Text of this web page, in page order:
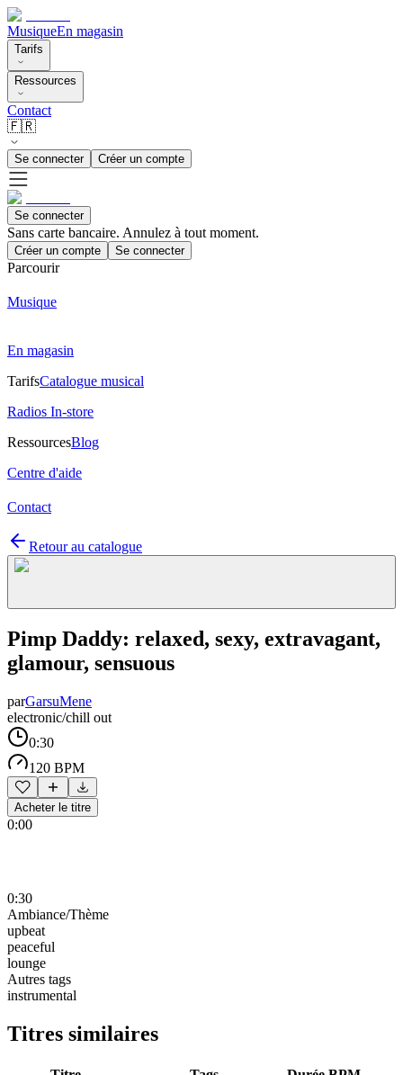
MusiqueEn magasin
Tarifs
Ressources
Contact
🇫🇷
Se connecter Créer un compte
Se connecter
Sans carte bancaire. Annulez à tout moment.
Créer un compte Se connecter
Parcourir
Musique
En magasin
TarifsCatalogue musical
Radios In-store
RessourcesBlog
Centre d'aide
Contact
Retour au catalogue
Pimp Daddy: relaxed, sexy, extravagant,
glamour, sensuous
parGarsuMene
electronic/chill out
0:30
120 BPM
Acheter le titre
0:00
0:30
Ambiance/Thème
upbeat
peaceful
lounge
Autres tags
instrumental
Titres similaires